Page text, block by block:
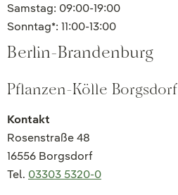
Samstag: 09:00-19:00
Sonntag*: 11:00-13:00
Berlin-Brandenburg
Pflanzen-Kölle Borgsdorf
Kontakt
Rosenstraße 48
16556 Borgsdorf
Tel. 03303 5320-0